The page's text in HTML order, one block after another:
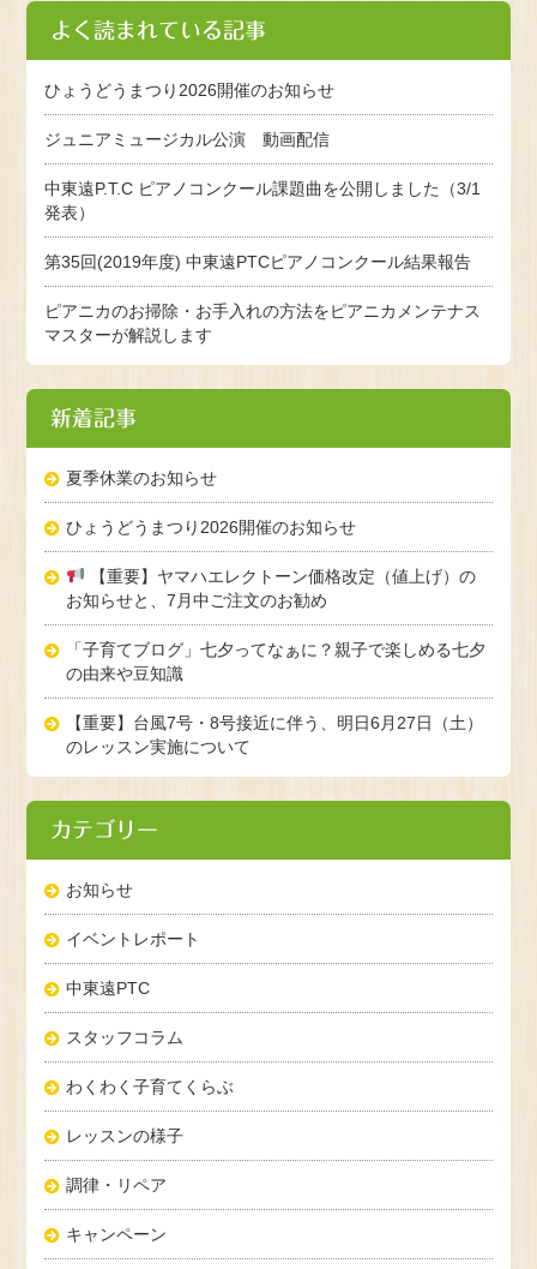
よく読まれている記事
ひょうどうまつり2026開催のお知らせ
ジュニアミュージカル公演 動画配信
中東遠P.T.C ピアノコンクール課題曲を公開しました（3/1
発表）
第35回(2019年度) 中東遠PTCピアノコンクール結果報告
ピアニカのお掃除・お手入れの方法をピアニカメンテナス
マスターが解説します
新着記事
夏季休業のお知らせ
ひょうどうまつり2026開催のお知らせ
【重要】ヤマハエレクトーン価格改定（値上げ）の
お知らせと、7月中ご注文のお勧め
「子育てブログ」七夕ってなぁに？親子で楽しめる七夕
の由来や豆知識
【重要】台風7号・8号接近に伴う、明日6月27日（土）
のレッスン実施について
カテゴリー
お知らせ
イベントレポート
中東遠PTC
スタッフコラム
わくわく子育てくらぶ
レッスンの様子
調律・リペア
キャンペーン